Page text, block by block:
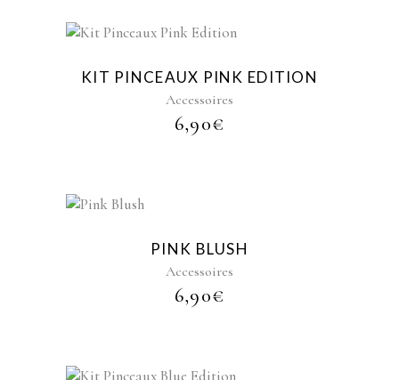
KIT PINCEAUX PINK EDITION
Accessoires
6,90€
PINK BLUSH
Accessoires
6,90€